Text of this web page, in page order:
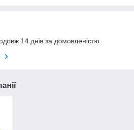
14 днів за домовленістю